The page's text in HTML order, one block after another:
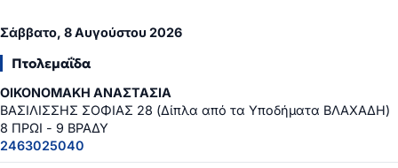
Σάββατο, 8 Αυγούστου 2026
Πτολεμαΐδα
ΟΙΚΟΝΟΜΑΚΗ ΑΝΑΣΤΑΣΙΑ
ΒΑΣΙΛΙΣΣΗΣ ΣΟΦΙΑΣ 28 (Δίπλα από τα Υποδήματα ΒΛΑΧΑΔΗ)
8 ΠΡΩΙ - 9 ΒΡΑΔΥ
2463025040